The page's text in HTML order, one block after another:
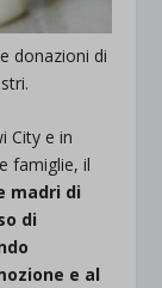
donazioni di
City e in
famiglie, il
madri di
di
e al